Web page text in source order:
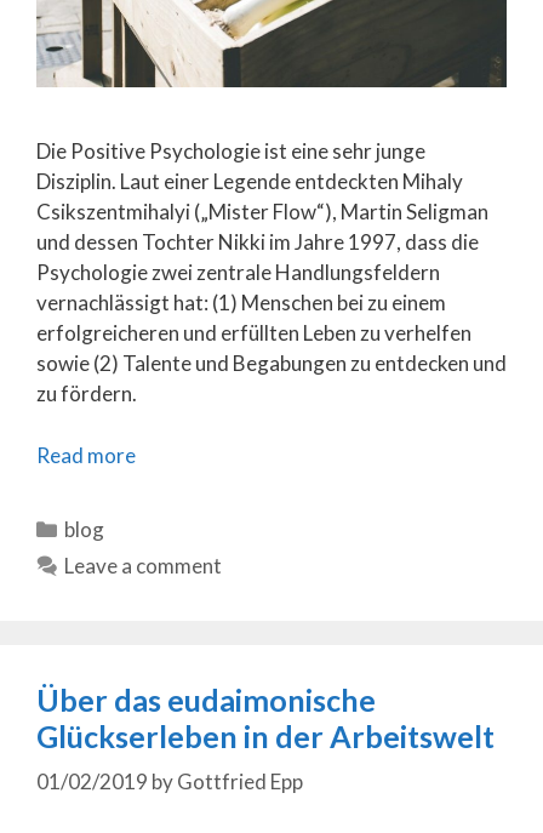
Die Positive Psychologie ist eine sehr junge
Disziplin. Laut einer Legende entdeckten Mihaly
Csikszentmihalyi („Mister Flow“), Martin Seligman
und dessen Tochter Nikki im Jahre 1997, dass die
Psychologie zwei zentrale Handlungsfeldern
vernachlässigt hat: (1) Menschen bei zu einem
erfolgreicheren und erfüllten Leben zu verhelfen
sowie (2) Talente und Begabungen zu entdecken und
zu fördern.
Read more
Categories
blog
Leave a comment
Über das eudaimonische
Glückserleben in der Arbeitswelt
01/02/2019 byGottfried Epp